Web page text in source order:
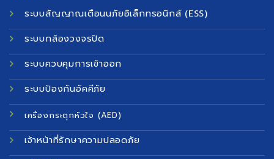
ระบบสัญญาณเตือนนภัยอิเล็กทรอนิกส์ (ESS)
ระบบกล้องวงจรปิด
ระบบควบคุมการเข้าออก
ระบบป้องกันอัคคีภัย
เครื่องกระตุกหัวใจ (AED)
เจ้าหน้าที่รักษาความปลอดภัย